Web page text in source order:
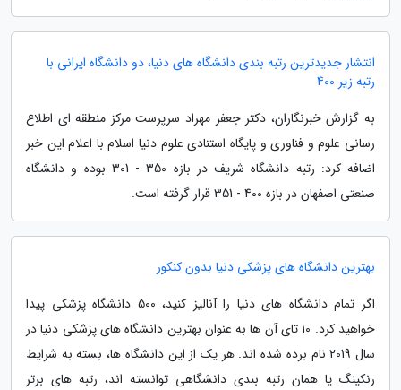
انتشار جدیدترین رتبه بندی دانشگاه های دنیا، دو دانشگاه ایرانی با
رتبه زیر 400
به گزارش خبرنگاران، دکتر جعفر مهراد سرپرست مرکز منطقه ای اطلاع
رسانی علوم و فناوری و پایگاه استنادی علوم دنیا اسلام با اعلام این خبر
اضافه کرد: رتبه دانشگاه شریف در بازه 350 - 301 بوده و دانشگاه
صنعتی اصفهان در بازه 400 - 351 قرار گرفته است.
بهترین دانشگاه های پزشکی دنیا بدون کنکور
اگر تمام دانشگاه های دنیا را آنالیز کنید، 500 دانشگاه پزشکی پیدا
خواهید کرد. 10 تای آن ها به عنوان بهترین دانشگاه های پزشکی دنیا در
سال 2019 نام برده شده اند. هر یک از این دانشگاه ها، بسته به شرایط
رنکینگ یا همان رتبه بندی دانشگاهی توانسته اند، رتبه های برتر